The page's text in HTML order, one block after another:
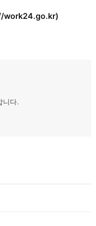
work24.go.kr)
니다.